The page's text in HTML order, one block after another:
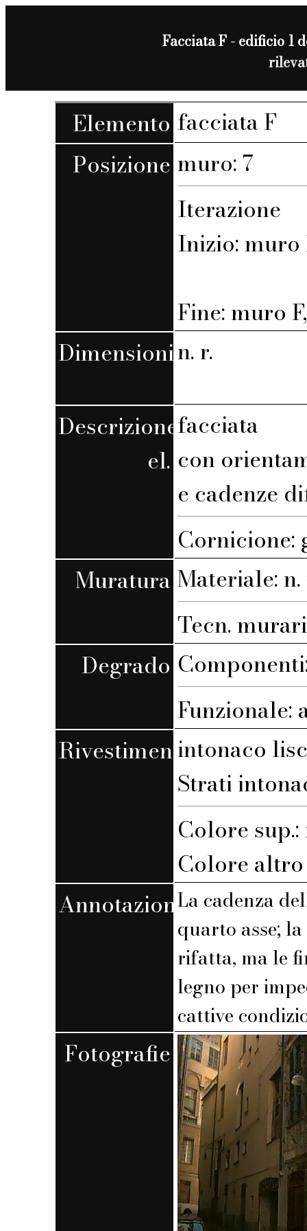
Facciata F - edificio 1
Elemento facciata F
Posizione muro: 7
Iterazione
Inizio: muro
Fine: muro
Dimensionin. r.
Descrizione
el.
facciata
con
e cadenze
Cornicione:
Muratura Materiale: n.
Tecn.
Degrado
Funzionale:
Rivestimentointonaco
Strati
Colore
Colore altro
AnnotazioniLa cadenza
quarto asse;
rifatta, ma le
legno per
cattive
Fotografie